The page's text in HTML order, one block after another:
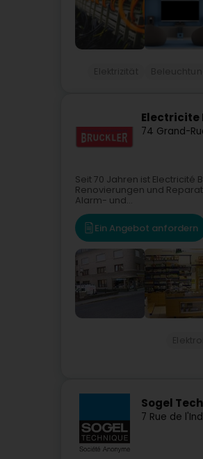
Electricite
74 Grand-
Seit 70 Jahren ist Electricité
Renovierungen und
Alarm- und...
Ein Angebot anfordern
Sogel
7 Rue de